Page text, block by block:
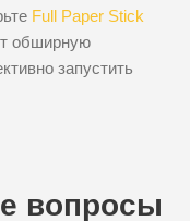
Full Paper Stick
обширную
запустить
вопросы